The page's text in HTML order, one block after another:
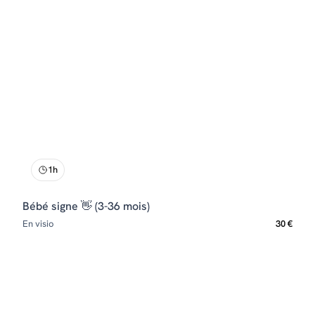
1h
Bébé signe 👋 (3-36 mois)
En visio 30 €